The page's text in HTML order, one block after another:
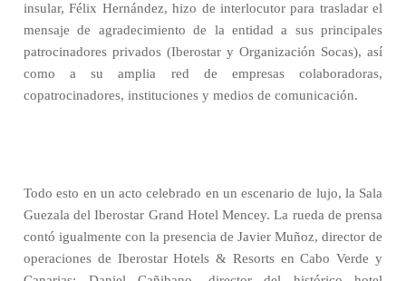
insular, Félix Hernández, hizo de interlocutor para trasladar el
mensaje de agradecimiento de la entidad a sus principales
patrocinadores privados (Iberostar y Organización Socas), así
como a su amplia red de empresas colaboradoras,
copatrocinadores, instituciones y medios de comunicación.
Todo esto en un acto celebrado en un escenario de lujo, la Sala
Guezala del Iberostar Grand Hotel Mencey. La rueda de prensa
contó igualmente con la presencia de Javier Muñoz, director de
operaciones de Iberostar Hotels & Resorts en Cabo Verde y